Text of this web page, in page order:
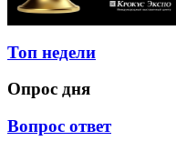
Топ недели
Опрос дня
Вопрос ответ